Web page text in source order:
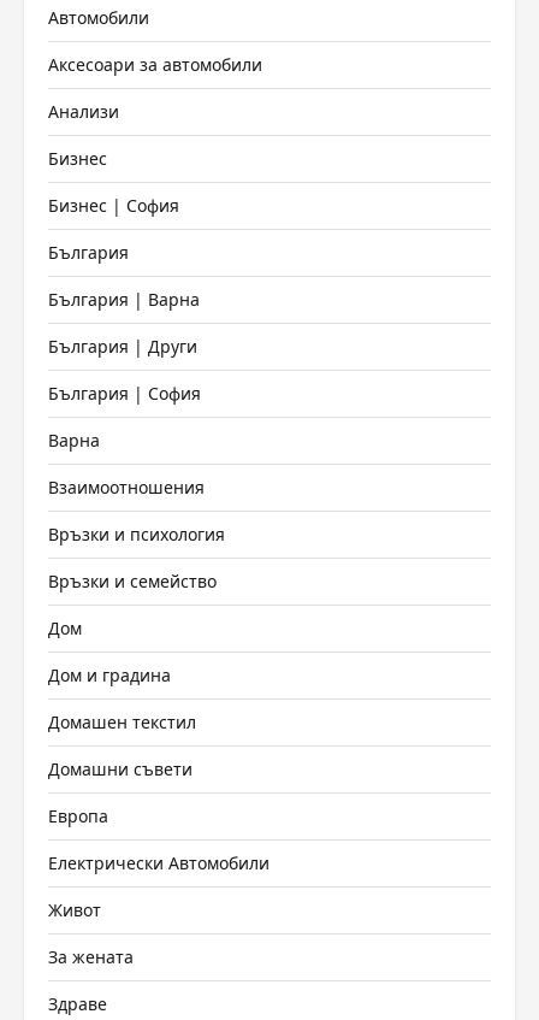
Автомобили
Аксесоари за автомобили
Анализи
Бизнес
Бизнес | София
България
България | Варна
България | Други
България | София
Варна
Взаимоотношения
Връзки и психология
Връзки и семейство
Дом
Дом и градина
Домашен текстил
Домашни съвети
Европа
Електрически Автомобили
Живот
За жената
Здраве